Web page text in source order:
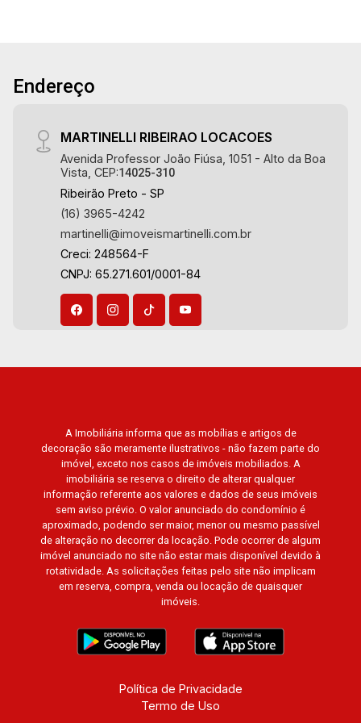
22
18:00
Endereço
MARTINELLI RIBEIRAO LOCACOES
Avenida Professor João Fiúsa, 1051 - Alto da Boa
Vista, CEP:14025-310
Ribeirão Preto - SP
(16) 3965-4242
martinelli@imoveismartinelli.com.br
Creci: 248564-F
CNPJ: 65.271.601/0001-84
A Imobiliária informa que as mobílias e artigos de
decoração são meramente ilustrativos - não fazem parte do
imóvel, exceto nos casos de imóveis mobiliados. A
imobiliária se reserva o direito de alterar qualquer
informação referente aos valores e dados de seus imóveis
sem aviso prévio. O valor anunciado do condomínio é
aproximado, podendo ser maior, menor ou mesmo passível
de alteração no decorrer da locação. Pode ocorrer de algum
imóvel anunciado no site não estar mais disponível devido à
rotatividade. As solicitações feitas pelo site não implicam
em reserva, compra, venda ou locação de quaisquer
imóveis.
Política de Privacidade
Termo de Uso